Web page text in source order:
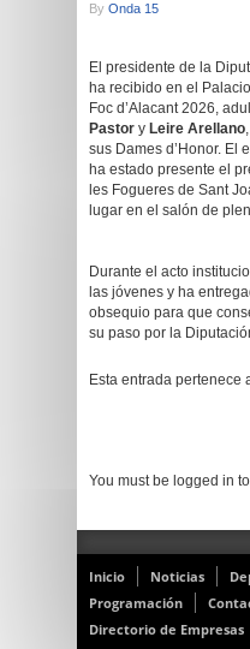
By Onda 15
El presidente de la
ha recibido en el
Foc d’Alacant 2026,
Pastor y Leire Arellano
sus Dames d’Honor. El
ha estado presente el
les Fogueres de Sant
lugar en el salón de
Durante el acto
las jóvenes y ha
obsequio para que
su paso por la
Esta entrada pertenece
You must be logged in
Inicio Noticias
Programación
Directorio de Empresas